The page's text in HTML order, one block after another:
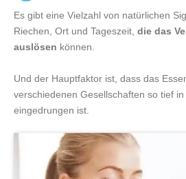
Es gibt eine Vielzahl von natürlichen
Riechen, Ort und Tageszeit, die das
auslösen können.
Und der Hauptfaktor ist, dass das
verschiedenen Gesellschaften so tief
eingedrungen ist.